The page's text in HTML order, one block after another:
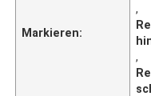
Markieren:
,
,